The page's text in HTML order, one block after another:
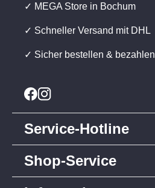
✓ MEGA Store in Bochum
✓ Schneller Versand mit DHL
✓ Sicher bestellen & bezahlen
Service-Hotline
Shop-Service